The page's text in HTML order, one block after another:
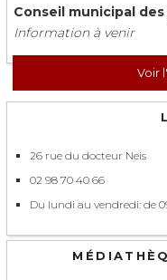
Conseil municipal
Information à venir
Voir
26 rue du docteur Neis
02 98 70 40 66
Du lundi au vendredi: de